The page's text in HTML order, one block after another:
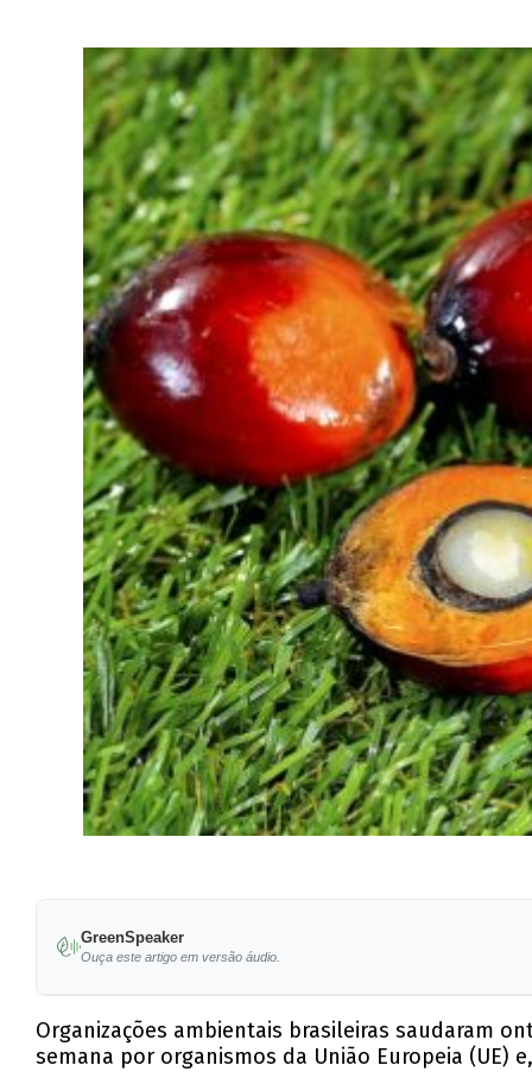
GreenSpeaker
Ouça este artigo em versão áudio.
Organizações ambientais brasileiras saudaram
semana por organismos da União Europeia